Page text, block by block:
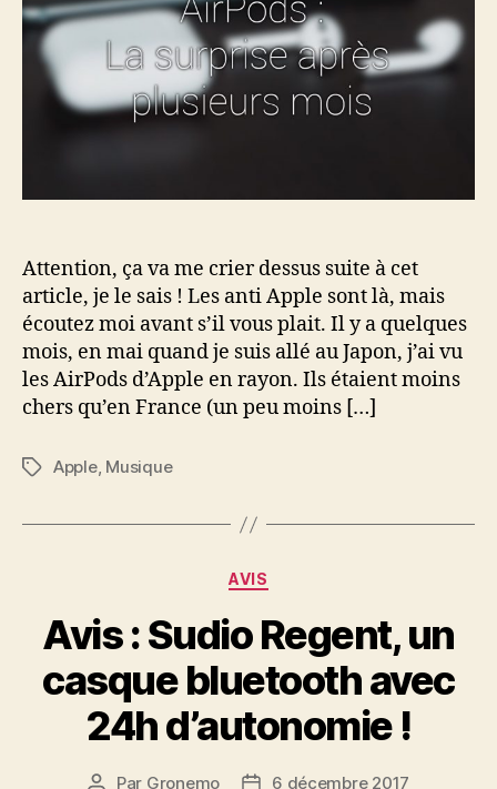
meilleurs
achats
high-
tech
Attention, ça va me crier dessus suite à cet
article, je le sais ! Les anti Apple sont là, mais
écoutez moi avant s’il vous plait. Il y a quelques
mois, en mai quand je suis allé au Japon, j’ai vu
les AirPods d’Apple en rayon. Ils étaient moins
chers qu’en France (un peu moins […]
Étiquettes
Apple, Musique
Catégories
AVIS
Avis : Sudio Regent, un
casque bluetooth avec
24h d’autonomie !
Auteur
Par Gronemo Date6 décembre 2017